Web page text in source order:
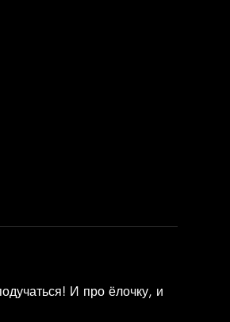
И про ёлочку, и